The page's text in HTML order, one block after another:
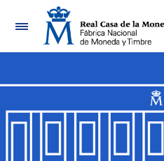
Navegación
Mostrar/Ocultar